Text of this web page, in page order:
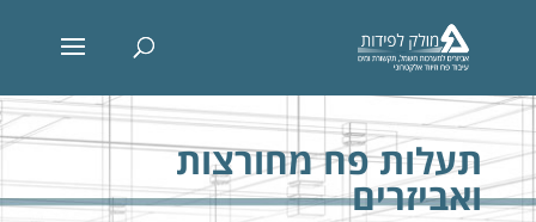
תעלות פח מחורצות
ואביזרים